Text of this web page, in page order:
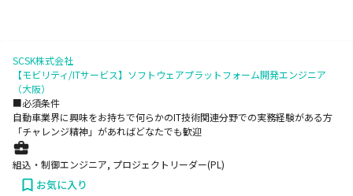
SCSK株式会社
【モビリティ/ITサービス】ソフトウェアプラットフォーム開発エンジニア
（大阪）
■必須条件
自動車業界に興味をお持ちで何らかのIT技術関連分野での実務経験がある方
「チャレンジ精神」があればどなたでも歓迎
組込・制御エンジニア, プロジェクトリーダー(PL)
お気に入り